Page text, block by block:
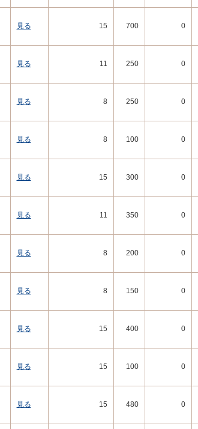
見る 15 700 0
見る 11 250 0
見る 8 250 0
見る 8 100 0
見る 15 300 0
見る 11 350 0
見る 8 200 0
見る 8 150 0
見る 15 400 0
見る 15 100 0
見る 15 480 0